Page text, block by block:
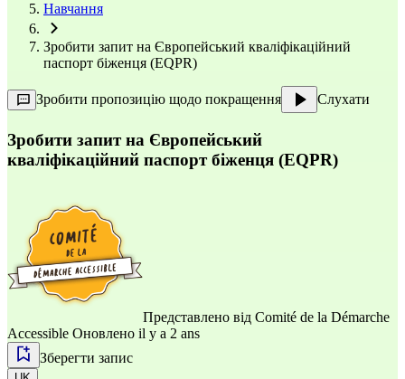
Навчання
Зробити запит на Європейський кваліфікаційний
паспорт біженця (EQPR)
Зробити пропозицію щодо покращення Слухати
Зробити запит на Європейський
кваліфікаційний паспорт біженця (EQPR)
Представлено від Comité de la Démarche
Accessible Оновлено il y a 2 ans
Зберегти запис